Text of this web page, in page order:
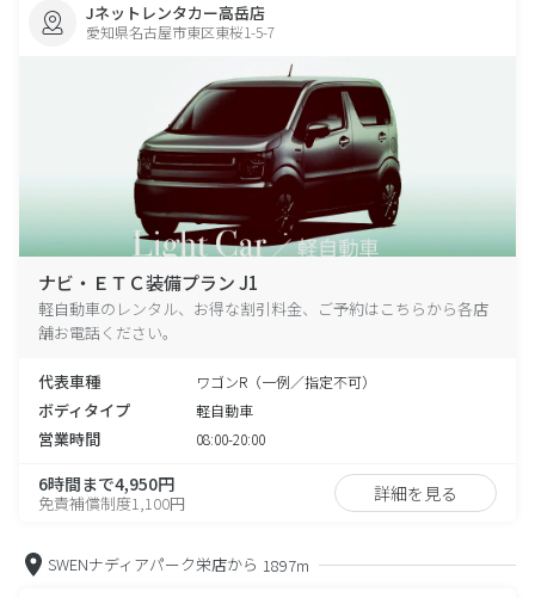
Jネットレンタカー高岳店
愛知県名古屋市東区東桜1-5-7
ナビ・ＥＴＣ装備プラン J1
軽自動車のレンタル、お得な割引料金、ご予約はこちらから各店
舗お電話ください。
代表車種 ワゴンR（一例／指定不可）
ボディタイプ 軽自動車
営業時間 08:00-20:00
6時間まで4,950円
免責補償制度1,100円 詳細を見る
SWENナディアパーク栄店から 1897m